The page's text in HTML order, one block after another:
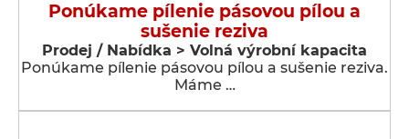
Ponúkame pílenie pásovou pílou a
sušenie reziva
Prodej / Nabídka > Volná výrobní kapacita
Ponúkame pílenie pásovou pílou a sušenie reziva.
Máme …